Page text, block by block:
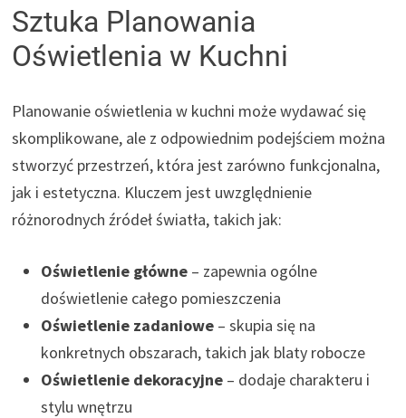
Sztuka Planowania
Oświetlenia w Kuchni
Planowanie oświetlenia w kuchni może wydawać się
skomplikowane, ale z odpowiednim podejściem można
stworzyć przestrzeń, która jest zarówno funkcjonalna,
jak i estetyczna. Kluczem jest uwzględnienie
różnorodnych źródeł światła, takich jak:
Oświetlenie główne – zapewnia ogólne
doświetlenie całego pomieszczenia
Oświetlenie zadaniowe – skupia się na
konkretnych obszarach, takich jak blaty robocze
Oświetlenie dekoracyjne – dodaje charakteru i
stylu wnętrzu